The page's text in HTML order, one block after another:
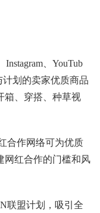
、YouTub
计划的卖家优质商品
箱、穿搭、种草视
合作网络可为优质
网红合作的门槛和风
联盟计划，吸引全